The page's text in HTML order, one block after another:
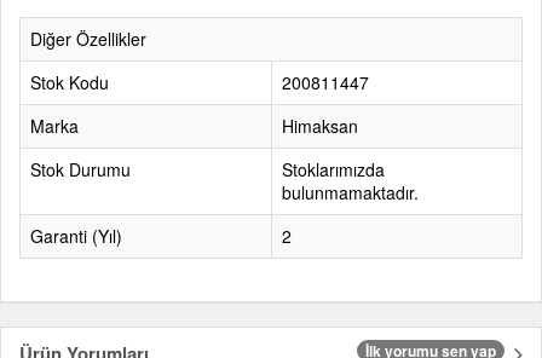
Diğer Özellikler
Stok Kodu
200811447
Marka
Himaksan
Stok Durumu
Stoklarımızda
bulunmamaktadır.
Garanti (Yıl)
2
İlk yorumu sen yap